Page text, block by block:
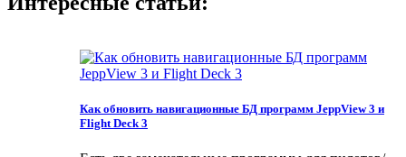
Как обновить навигационные БД программ JeppView 3 и
Flight Deck 3